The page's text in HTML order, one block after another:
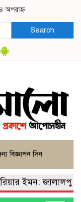
অপরাহ্ন
Search
ইমন: জালালপুর